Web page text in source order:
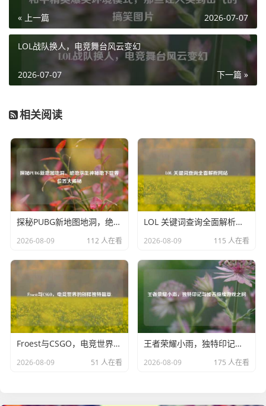
获取灵龙宠物的特别途径，这些活动往往具有独特的主题和
丰富的奖励，玩家要抓住这些难得的机会，积极参与其中，
通过完成节日任务、参与节日专属玩法等，努力赢取灵龙宠
想要获得逆战灵龙宠物,玩家需要时刻留意游戏内的各类活
则和要求去努力，就有可能将这只强大又可爱的灵龙宠物收
方，享受更多的游戏乐趣。
« 上一篇 2026-07-07
LOL战队换人，电竞舞台风云变幻
下一篇 »
2026-07-07
相关阅读
探秘PUBG新地图地洞，绝地求生神秘地下世界位置大揭秘
2026-08-09 112 人在看
LOL 关键词查询全面解析网站
2026-08-09 115 人在看
Froest与CSGO，电竞世界的别样独特篇章
2026-08-09 51 人在看
王者荣耀小雨，独特印记与能否继续游戏之问
2026-08-09 175 人在看